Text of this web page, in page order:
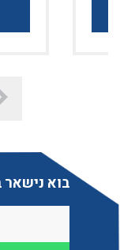
בוא נישאר